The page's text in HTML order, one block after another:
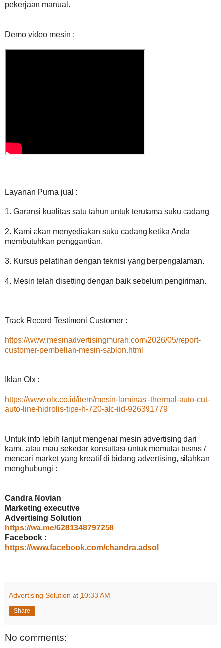
pekerjaan manual.
Demo video mesin :
Layanan Purna jual :
1. Garansi kualitas satu tahun untuk terutama suku cadang
2. Kami akan menyediakan suku cadang ketika Anda
membutuhkan penggantian.
3. Kursus pelatihan dengan teknisi yang berpengalaman.
4. Mesin telah disetting dengan baik sebelum pengiriman.
Track Record Testimoni Customer :
https://www.mesinadvertisingmurah.com/2026/05/report-
customer-pembelian-mesin-sablon.html
Iklan Olx :
https://www.olx.co.id/item/mesin-laminasi-thermal-auto-cut-
auto-line-hidrolis-tipe-h-720-alc-iid-926391779
Untuk info lebih lanjut mengenai mesin advertising dari
kami, atau mau sekedar konsultasi untuk memulai bisnis /
mencari market yang kreatif di bidang advertising, silahkan
menghubungi :
Candra Novian
Marketing executive
Advertising Solution
https://wa.me/6281348797258
Facebook :
https://www.facebook.com/chandra.adsol
Advertising Solution at 10:33 AM
Share
No comments: